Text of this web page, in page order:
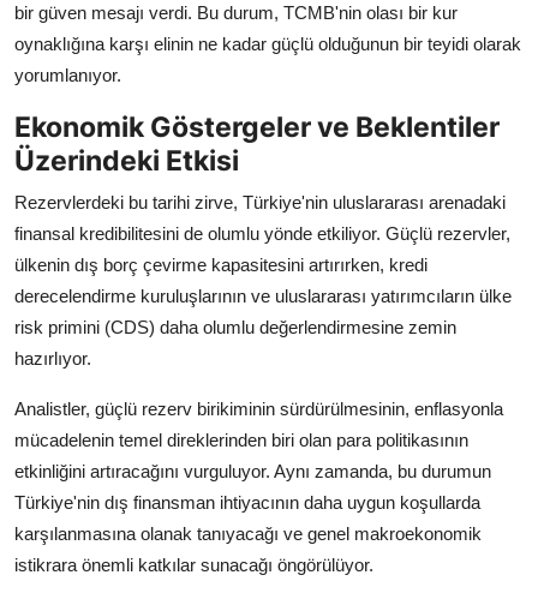
bir güven mesajı verdi. Bu durum, TCMB'nin olası bir kur
oynaklığına karşı elinin ne kadar güçlü olduğunun bir teyidi olarak
yorumlanıyor.
Ekonomik Göstergeler ve Beklentiler
Üzerindeki Etkisi
Rezervlerdeki bu tarihi zirve, Türkiye'nin uluslararası arenadaki
finansal kredibilitesini de olumlu yönde etkiliyor. Güçlü rezervler,
ülkenin dış borç çevirme kapasitesini artırırken, kredi
derecelendirme kuruluşlarının ve uluslararası yatırımcıların ülke
risk primini (CDS) daha olumlu değerlendirmesine zemin
hazırlıyor.
Analistler, güçlü rezerv birikiminin sürdürülmesinin, enflasyonla
mücadelenin temel direklerinden biri olan para politikasının
etkinliğini artıracağını vurguluyor. Aynı zamanda, bu durumun
Türkiye'nin dış finansman ihtiyacının daha uygun koşullarda
karşılanmasına olanak tanıyacağı ve genel makroekonomik
istikrara önemli katkılar sunacağı öngörülüyor.